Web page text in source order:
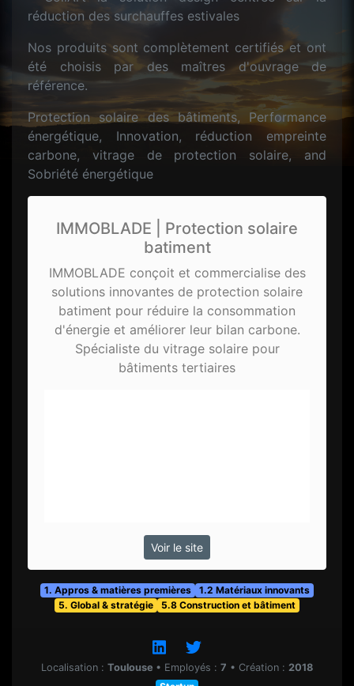
réduction des surchauffes estivales
Nos produits sont complètement certifiés et ont
été choisis par des maîtres d'ouvrage de
référence.
Protection solaire des bâtiments, Performance
énergétique, Innovation, réduction empreinte
carbone, vitrage de protection solaire, and
Sobriété énergétique
IMMOBLADE | Protection solaire
batiment
IMMOBLADE conçoit et commercialise des
solutions innovantes de protection solaire
batiment pour réduire la consommation
d'énergie et améliorer leur bilan carbone.
Spécialiste du vitrage solaire pour
bâtiments tertiaires
Voir le site
1. Appros & matières premières
1.2 Matériaux innovants
5. Global & stratégie
5.8 Construction et bâtiment
Localisation : Toulouse • Employés : 7 • Création : 2018